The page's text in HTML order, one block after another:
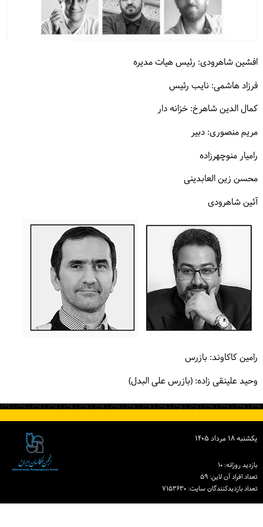
ورود / ثبت‌نام
افشین شاهرودی: رئیس هیات مدیره
فرزاد هاشمی: نایب رئیس
کمال الدین شاهرخ: خزانه دار
مریم منصوری: دبیر
رامیار منوچهرزاده
محسن زین العابدینی
آئین شاهرودی
رامین کاکاوند: بازرس
وحید علینقی زاده: (بازرس علی البدل)
یكشنبه ۱۸ مرداد ۱۴۰۵
بازدید روزانه: ۱۰
تعداد افراد آن لاین: ۵۹
تعداد بازدیدكنندگان سایت: ۷۱۵۳۶۳۰